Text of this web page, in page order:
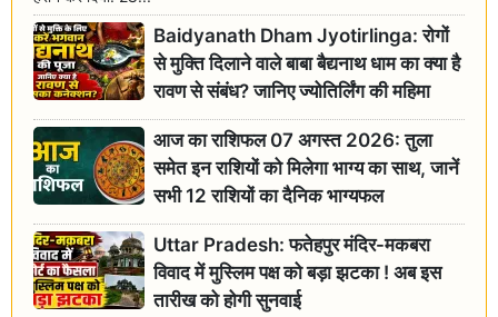
Baidyanath Dham Jyotirlinga: रोगों
से मुक्ति दिलाने वाले बाबा बैद्यनाथ धाम का क्या है
रावण से संबंध? जानिए ज्योतिर्लिंग की महिमा
आज का राशिफल 07 अगस्त 2026: तुला
समेत इन राशियों को मिलेगा भाग्य का साथ, जानें
सभी 12 राशियों का दैनिक भाग्यफल
Uttar Pradesh: फतेहपुर मंदिर-मकबरा
विवाद में मुस्लिम पक्ष को बड़ा झटका ! अब इस
तारीख को होगी सुनवाई